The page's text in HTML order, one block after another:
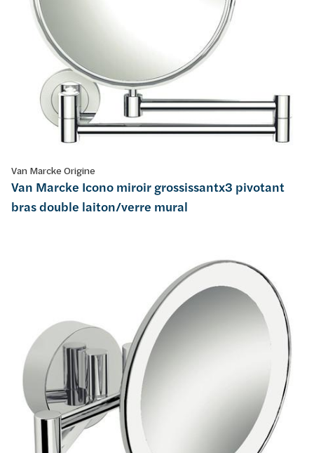
Van Marcke Origine
Van Marcke Icono miroir grossissantx3 pivotant
bras double laiton/verre mural